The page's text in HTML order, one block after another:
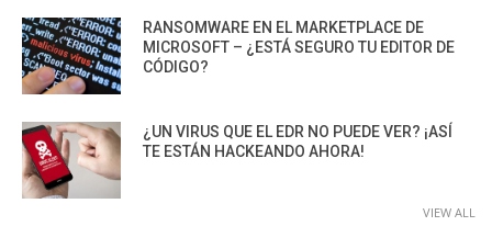
RANSOMWARE EN EL MARKETPLACE DE
MICROSOFT – ¿ESTÁ SEGURO TU EDITOR DE
CÓDIGO?
¿UN VIRUS QUE EL EDR NO PUEDE VER? ¡ASÍ
TE ESTÁN HACKEANDO AHORA!
VIEW ALL